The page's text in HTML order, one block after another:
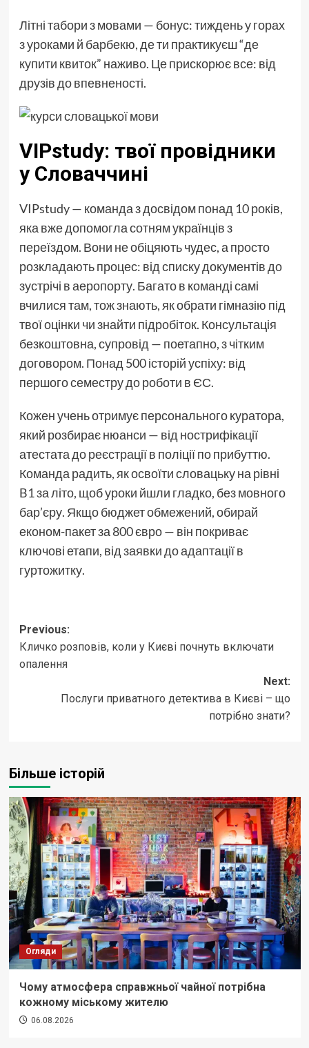
Літні табори з мовами — бонус: тиждень у горах
з уроками й барбекю, де ти практикуєш “де
купити квиток” наживо. Це прискорює все: від
друзів до впевненості.
VIPstudy: твої провідники
у Словаччині
VIPstudy — команда з досвідом понад 10 років,
яка вже допомогла сотням українців з
переїздом. Вони не обіцяють чудес, а просто
розкладають процес: від списку документів до
зустрічі в аеропорту. Багато в команді самі
вчилися там, тож знають, як обрати гімназію під
твої оцінки чи знайти підробіток. Консультація
безкоштовна, супровід — поетапно, з чітким
договором. Понад 500 історій успіху: від
першого семестру до роботи в ЄС.
Кожен учень отримує персонального куратора,
який розбирає нюанси — від нострифікації
атестата до реєстрації в поліції по прибуттю.
Команда радить, як освоїти словацьку на рівні
B1 за літо, щоб уроки йшли гладко, без мовного
бар’єру. Якщо бюджет обмежений, обирай
економ-пакет за 800 євро — він покриває
ключові етапи, від заявки до адаптації в
гуртожитку.
Post
navigation
Previous:
Кличко розповів, коли у Києві почнуть включати
опалення
Next:
Послуги приватного детектива в Києві – що
потрібно знати?
Більше історій
Огляди
Чому атмосфера справжньої чайної потрібна
кожному міському жителю
06.08.2026